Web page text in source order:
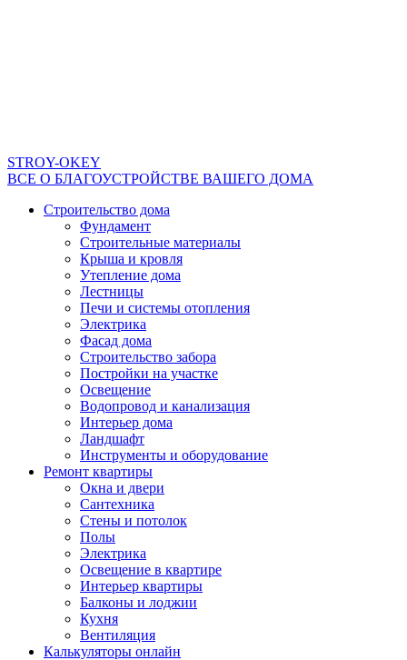
STROY-OKEY
ВСЕ О БЛАГОУСТРОЙСТВЕ ВАШЕГО ДОМА
Строительство дома
Фундамент
Строительные материалы
Крыша и кровля
Утепление дома
Лестницы
Печи и системы отопления
Электрика
Фасад дома
Строительство забора
Постройки на участке
Освещение
Водопровод и канализация
Интерьер дома
Ландшафт
Инструменты и оборудование
Ремонт квартиры
Окна и двери
Сантехника
Стены и потолок
Полы
Электрика
Освещение в квартире
Интерьер квартиры
Балконы и лоджии
Кухня
Вентиляция
Калькуляторы онлайн